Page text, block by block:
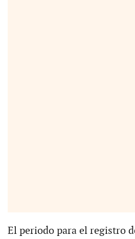
El periodo para el registro